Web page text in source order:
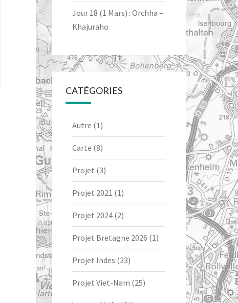
Jour 18 (1 Mars) : Orchha –
Khajuraho
CATÉGORIES
Autre (1)
Carte (8)
Projet (3)
Projet 2021 (1)
Projet 2024(2)
Projet Bretagne 2026 (1)
Projet Indes (23)
Projet Viet-Nam (25)